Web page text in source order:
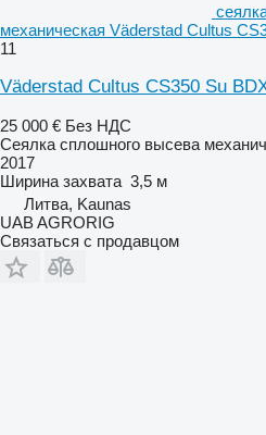
механическая Väderstad Cultus
11
Väderstad Cultus CS350 Su
25 000 € Без НДС
Сеялка сплошного высева
2017
Ширина захвата 3,5 м
Литва, Kaunas
UAB AGRORIG
Связаться с продавцом